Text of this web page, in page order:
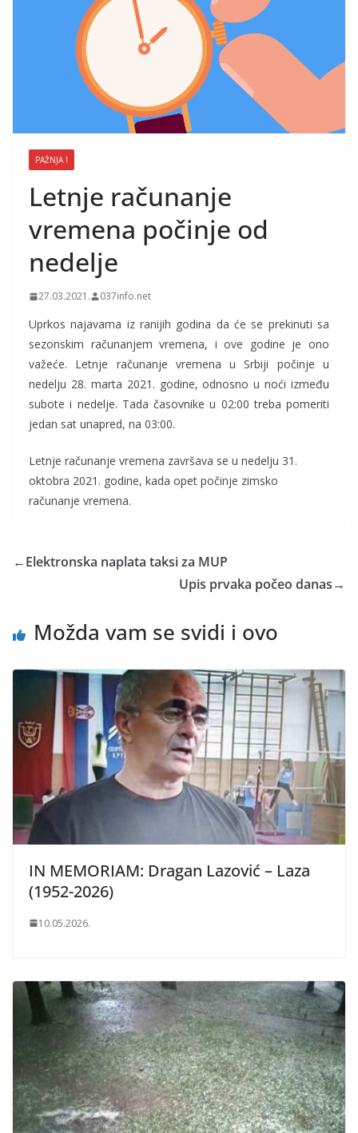
PAŽNJA !
Letnje računanje
vremena počinje od
nedelje
27.03.2021. 037info.net
Uprkos najavama iz ranijih godina da će se prekinuti sa
sezonskim računanjem vremena, i ove godine je ono
važeće. Letnje računanje vremena u Srbiji počinje u
nedelju 28. marta 2021. godine, odnosno u noći između
subote i nedelje. Tada časovnike u 02:00 treba pomeriti
jedan sat unapred, na 03:00.
Letnje računanje vremena završava se u nedelju 31.
oktobra 2021. godine, kada opet počinje zimsko
računanje vremena.
←Elektronska naplata taksi za MUP
Upis prvaka počeo danas→
Možda vam se svidi i ovo
IN MEMORIAM: Dragan Lazović – Laza
(1952-2026)
10.05.2026.